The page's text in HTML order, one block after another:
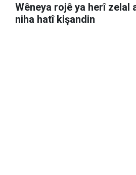
Wêneya rojê ya herî zelal
niha hatî kişandin